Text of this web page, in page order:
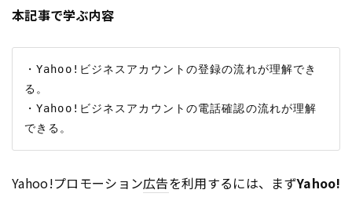
本記事で学ぶ内容
・Yahoo!ビジネスアカウントの登録の流れが理解でき
る。
・Yahoo!ビジネスアカウントの電話確認の流れが理解
Yahoo!プロモーション広告を利用するには、まずYahoo!